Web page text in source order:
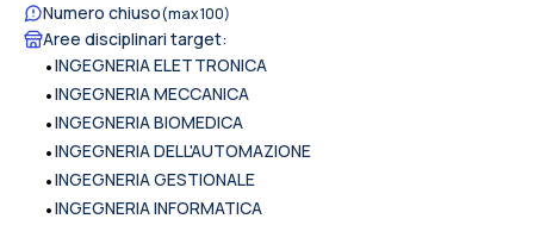
Numero chiuso(max100)
Aree disciplinari target:
•INGEGNERIA ELETTRONICA
•INGEGNERIA MECCANICA
•INGEGNERIA BIOMEDICA
•INGEGNERIA DELL'AUTOMAZIONE
•INGEGNERIA GESTIONALE
•INGEGNERIA INFORMATICA